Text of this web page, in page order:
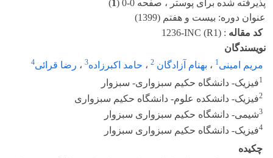
پذیرفته شده برای پوستر ، صفحه 0-0 ( 1
)
عنوان دوره: بیست و هفتم (1399)
کد مقاله :
1236-INC (R1)
نویسندگان
مریم امینی1 ، بهنام آزادگان 2 ، حامد اکبرزاده3 ، رضا قرائی4
1فیزیک- دانشگاه حکیم سبزواری- سبزوار
2فیزیک- دانشکده علوم- دانشگاه حکیم سبزواری
3شیمی- دانشگاه حکیم سبزواری سبزوار
4فیزیک- دانشگاه حکیم سبزواری سبزوار
چکیده